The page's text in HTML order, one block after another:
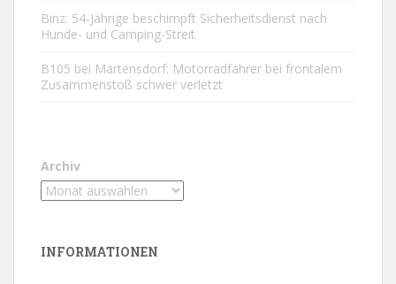
Binz: 54-Jährige beschimpft Sicherheitsdienst nach
Hunde- und Camping-Streit
B105 bei Martensdorf: Motorradfahrer bei frontalem
Zusammenstoß schwer verletzt
Archiv
INFORMATIONEN